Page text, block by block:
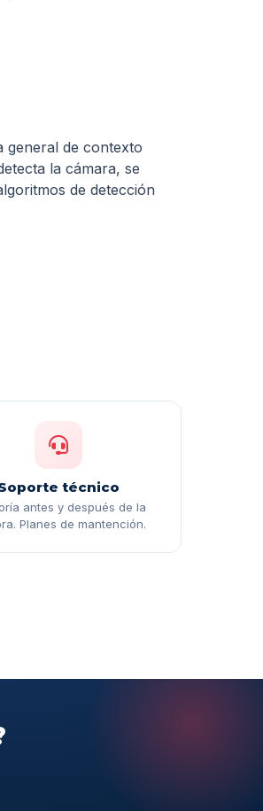
general de contexto
la cámara, se
de detección
técnico
antes y después de la
Planes de mantención.